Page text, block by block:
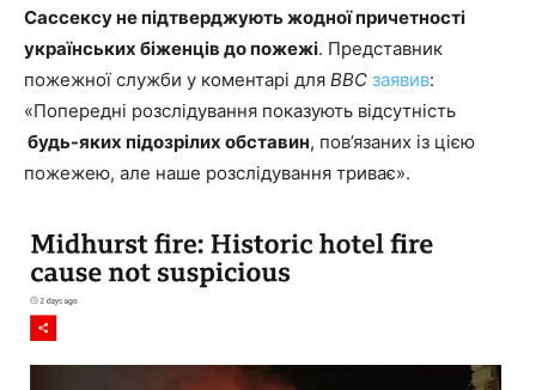
Сассексу не підтверджують жодної причетності
українських біженців до пожежі. Представник
пожежної служби у коментарі для BBC заявив:
«Попередні розслідування показують відсутність
будь-яких підозрілих обставин, пов’язаних із цією
пожежею, але наше розслідування триває».